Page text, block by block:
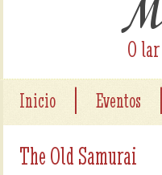
O
Inicio Eventos
The Old Samurai